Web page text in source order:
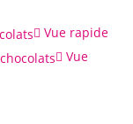
Vue rapide
Vue